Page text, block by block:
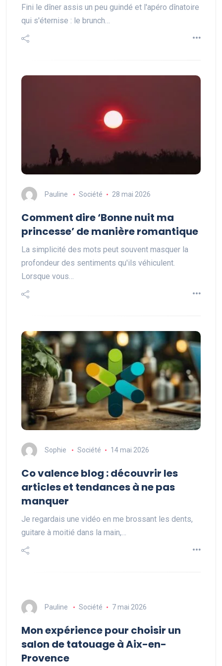
Fini le dîner assis un peu guindé et l'apéro dînatoire
qui s'éternise : le brunch…
Pauline Société 28 mai 2026
Comment dire ‘Bonne nuit ma
princesse’ de manière romantique
La simplicité des mots peut souvent masquer la
profondeur des sentiments qu'ils véhiculent.
Lorsque vous…
Sophie Société 14 mai 2026
Co valence blog : découvrir les
articles et tendances à ne pas
manquer
Je regardais une vidéo en me brossant les dents,
guitare à moitié dans la main,…
Pauline Société 7 mai 2026
Mon expérience pour choisir un
salon de tatouage à Aix-en-
Provence